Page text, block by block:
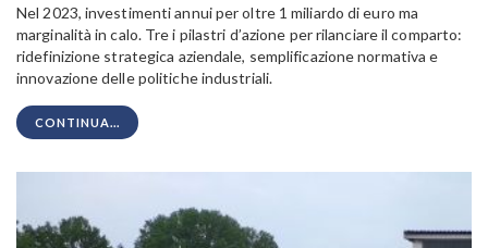
Nel 2023, investimenti annui per oltre 1 miliardo di euro ma
marginalità in calo. Tre i pilastri d’azione per rilanciare il comparto:
ridefinizione strategica aziendale, semplificazione normativa e
innovazione delle politiche industriali.
CONTINUA...